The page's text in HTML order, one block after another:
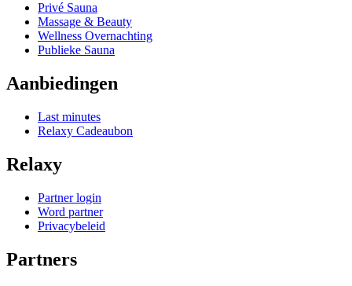
Privé Sauna
Massage & Beauty
Wellness Overnachting
Publieke Sauna
Aanbiedingen
Last minutes
Relaxy Cadeaubon
Relaxy
Partner login
Word partner
Privacybeleid
Partners